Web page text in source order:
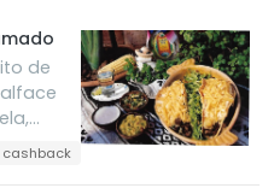
de
ralada,
cashback